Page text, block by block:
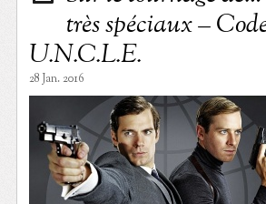
très spéciaux –
U.N.C.L.E.
28 Jan. 2016